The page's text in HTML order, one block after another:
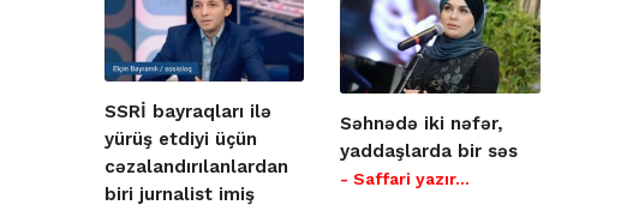
SSRİ bayraqları ilə
yürüş etdiyi üçün
cəzalandırılanlardan
biri jurnalist imiş
Səhnədə iki nəfər,
yaddaşlarda bir səs
- Saffari yazır…